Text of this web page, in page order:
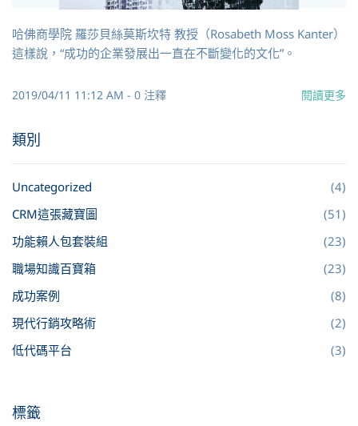
哈佛商學院 羅莎貝絲莫斯坎特 教授（Rosabeth Moss Kanter）
這樣說，“成功的企業發展出一直在不斷變化的文化”。
2019/04/11 11:12 AM - 0 注釋 閱讀更多
類別
Uncategorized
(4)
CRM這張藏寶圖
(51)
功能賴人包套裝組
(23)
職場知識百寶箱
(23)
成功案例
(8)
現代行銷攻略術
(2)
低代碼平台
(3)
標籤